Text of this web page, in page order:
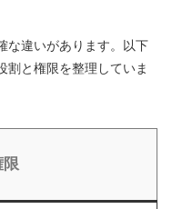
な違いがあります。以下
割と権限を整理していま
限